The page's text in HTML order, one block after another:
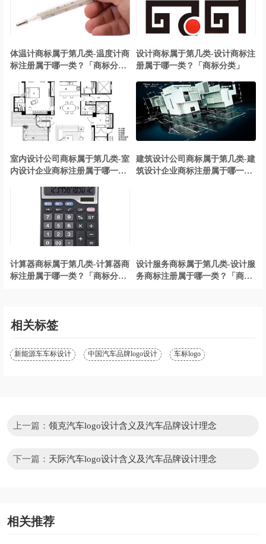
体温计商标属于第几类-温度计商
标注册属于哪一类？「商标分
设计商标属于第几类-设计商标注
册属于哪一类？「商标分类」
室内设计公司商标属于第几类-室
内设计企业商标注册属于哪一
建筑设计公司商标属于第几类-建
筑设计企业商标注册属于哪一
计算器商标属于第几类-计算器商
标注册属于哪一类？「商标分
设计服务商标属于第几类-设计服
务商标注册属于哪一类？「商标
相关标签
新能源车车标设计 中国汽车品牌logo设计 车标logo
上一篇： 领克汽车logo设计含义及汽车品牌设计理念
下一篇： 天际汽车logo设计含义及汽车品牌设计理念
相关推荐